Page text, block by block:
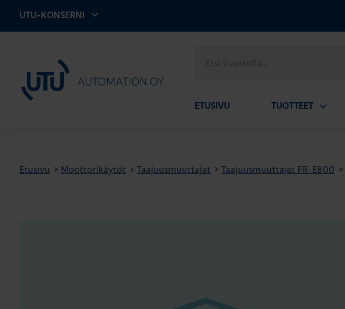
UTU-KONSERNI
UTU Automation
sivustolta
ETUSIVU TUOTTEET
Etusivu > Moottorikäytöt > Taajuusmuuttajat > Taajuusmuuttajat FR-E800 >